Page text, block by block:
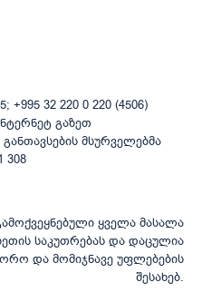
32 220 0 220 (4506)
გაზეთ
მსურველებმა
308
ყველა მასალა
საკუთრებას და დაცულია
და მომიჯნავე უფლებების
შესახებ.